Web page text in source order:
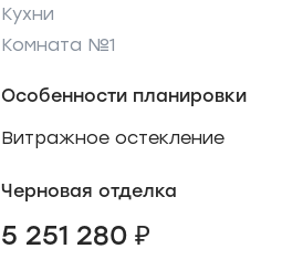
Кухни
Комната №1
Особенности планировки
Витражное остекление
Черновая отделка
5 251 280 ₽